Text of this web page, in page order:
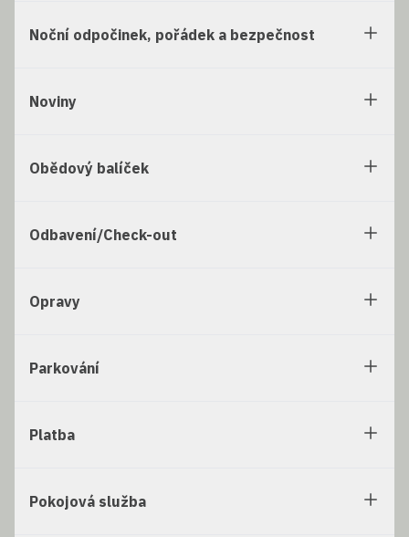
Noční odpočinek, pořádek a bezpečnost
Noviny
Obědový balíček
Odbavení/Check-out
Opravy
Parkování
Platba
Pokojová služba